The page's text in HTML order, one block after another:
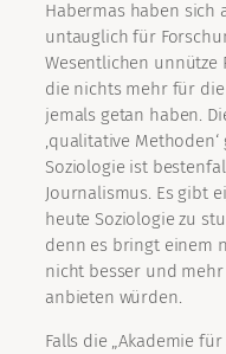
Habermas haben sich
untauglich für
Wesentlichen unnütze
die nichts mehr für
jemals getan haben.
‚qualitative
Soziologie ist
Journalismus. Es gibt
heute Soziologie zu
denn es bringt einem
nicht besser und
anbieten würden.
Falls die „Akademie